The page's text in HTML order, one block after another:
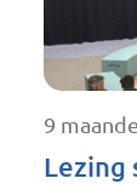
9
Lezing